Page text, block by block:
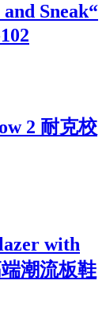
Sneak“
2 耐克校
with
潮流板鞋